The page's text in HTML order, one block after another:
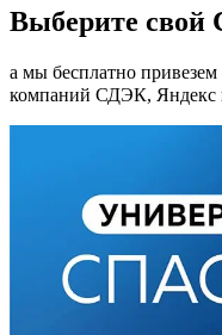
Выберите свой
а мы бесплатно
компаний СДЭК, Яндекс